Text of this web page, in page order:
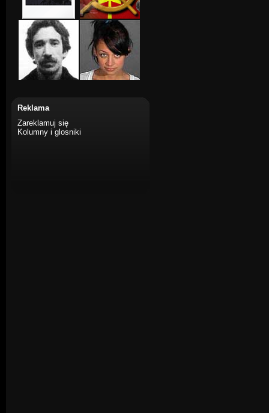
Reklama
Zareklamuj się
Kolumny i glosniki